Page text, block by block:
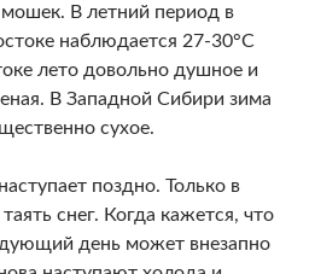
В летний период в
наблюдается 27-30°С
лето довольно душное и
В Западной Сибири зима
сухое.
поздно. Только в
снег. Когда кажется, что
день может внезапно